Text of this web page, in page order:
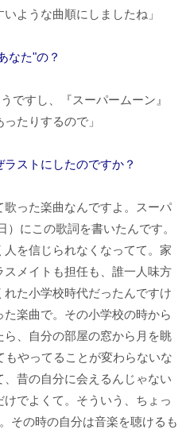
ような曲順にしましたね」
なた"の？
ですし、『スーパームーン』
たりするので」
ストにしたのですか？
歌った楽曲なんですよ。スーパ
）にこの歌詞を書いたんです。
を信じられなくなってて。家
メイトも担任も、誰一人味方
た小学校時代だったんですけ
楽曲で。その小学校の時から
、自分の部屋の窓から月を眺
やってることが変わらないな
昔の自分に会えるんじゃない
でよくて。そういう、ちょっ
その時の自分は音楽を聴けるも